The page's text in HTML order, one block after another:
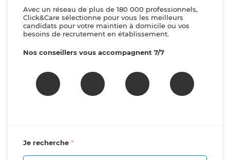
Avec un réseau de plus de 180 000 professionnels,
Click&Care sélectionne pour vous les meilleurs
candidats pour votre maintien à domicile ou vos
besoins de recrutement en établissement.
Nos conseillers vous accompagnent 7/7
Je recherche